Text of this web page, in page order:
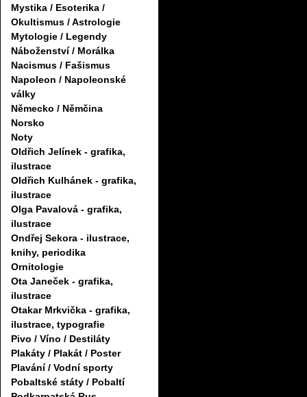
Mystika / Esoterika /
Okultismus / Astrologie
Mytologie / Legendy
Náboženství / Morálka
Nacismus / Fašismus
Napoleon / Napoleonské
války
Německo / Němčina
Norsko
Noty
Oldřich Jelínek - grafika,
ilustrace
Oldřich Kulhánek - grafika,
ilustrace
Olga Pavalová - grafika,
ilustrace
Ondřej Sekora - ilustrace,
knihy, periodika
Ornitologie
Ota Janeček - grafika,
ilustrace
Otakar Mrkvička - grafika,
ilustrace, typografie
Pivo / Víno / Destiláty
Plakáty / Plakát / Poster
Plavání / Vodní sporty
Pobaltské státy / Pobaltí